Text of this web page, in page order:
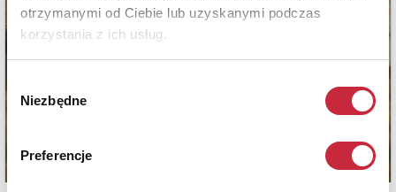
otrzymanymi od Ciebie lub uzyskanymi podczas
korzystania z ich usług.
zgody
Niezbędne
Preferencje